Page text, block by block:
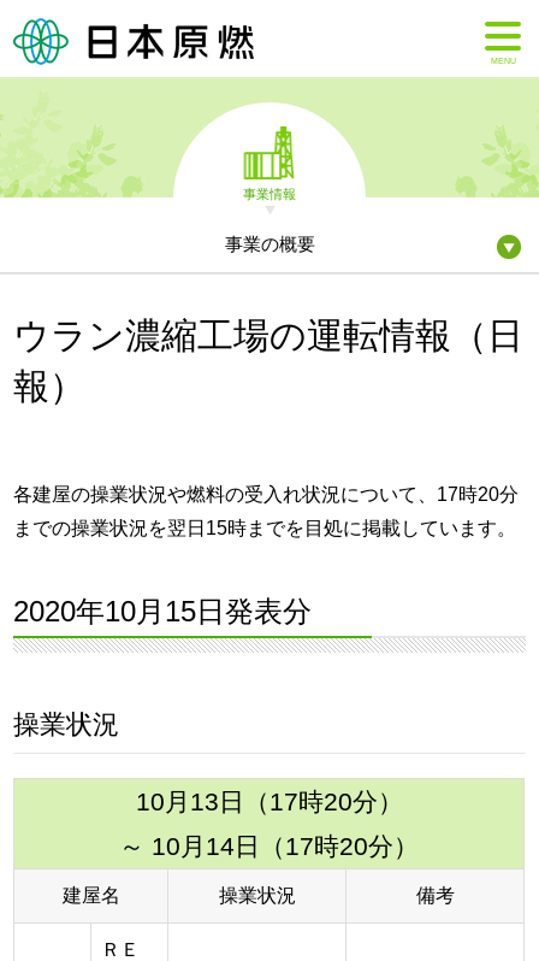
MENU
事業情報
事業の概要
ウラン濃縮工場の運転情報（日
報）
各建屋の操業状況や燃料の受入れ状況について、17時20分
までの操業状況を翌日15時までを目処に掲載しています。
2020年10月15日発表分
操業状況
10月13日（17時20分）
～ 10月14日（17時20分）
建屋名 操業状況 備考
ＲＥ